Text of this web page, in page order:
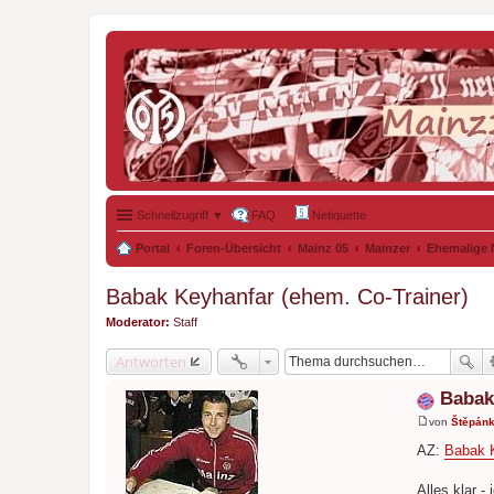
Schnellzugriff ▼ FAQ Netiquette
Portal Foren-Übersicht Mainz 05 Mainzer Ehemalige
Babak Keyhanfar (ehem. Co-Trainer)
Moderator: Staff
Antworten
e
i
r
von
AZ: Babak
Alles klar -